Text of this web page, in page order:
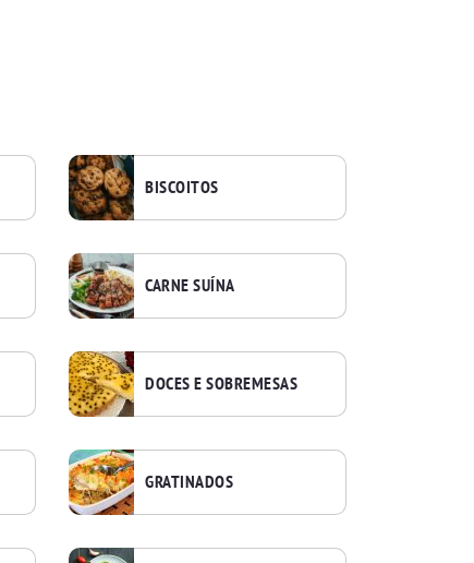
BISCOITOS
CARNE SUÍNA
DOCES E SOBREMESAS
GRATINADOS